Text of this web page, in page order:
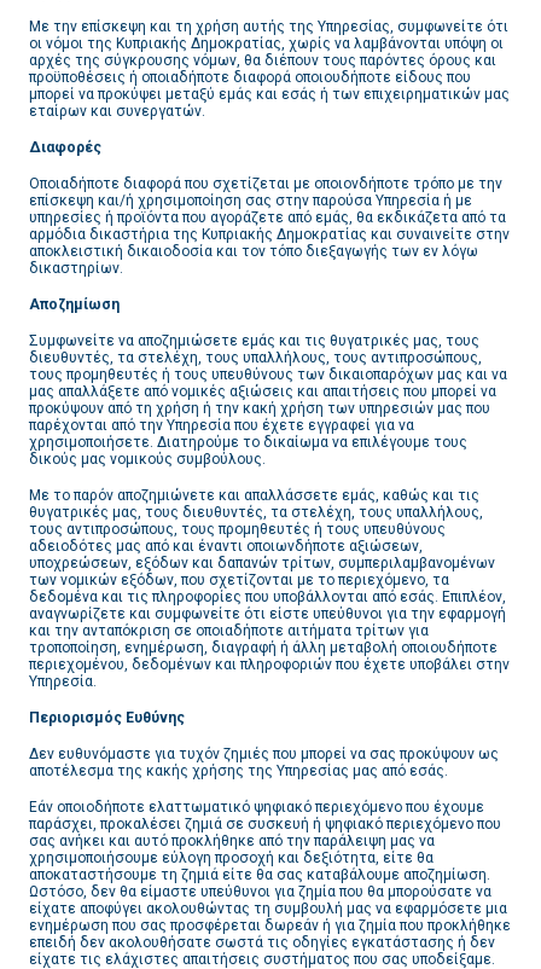
Με την επίσκεψη και τη χρήση αυτής της Υπηρεσίας, συμφωνείτε ότι
οι νόμοι της Κυπριακής Δημοκρατίας, χωρίς να λαμβάνονται υπόψη οι
αρχές της σύγκρουσης νόμων, θα διέπουν τους παρόντες όρους και
προϋποθέσεις ή οποιαδήποτε διαφορά οποιουδήποτε είδους που
μπορεί να προκύψει μεταξύ εμάς και εσάς ή των επιχειρηματικών μας
εταίρων και συνεργατών.
Διαφορές
Οποιαδήποτε διαφορά που σχετίζεται με οποιονδήποτε τρόπο με την
επίσκεψη και/ή χρησιμοποίηση σας στην παρούσα Υπηρεσία ή με
υπηρεσίες ή προϊόντα που αγοράζετε από εμάς, θα εκδικάζετα από τα
αρμόδια δικαστήρια της Κυπριακής Δημοκρατίας και συναινείτε στην
αποκλειστική δικαιοδοσία και τον τόπο διεξαγωγής των εν λόγω
δικαστηρίων.
Αποζημίωση
Συμφωνείτε να αποζημιώσετε εμάς και τις θυγατρικές μας, τους
διευθυντές, τα στελέχη, τους υπαλλήλους, τους αντιπροσώπους,
τους προμηθευτές ή τους υπευθύνους των δικαιοπαρόχων μας και να
μας απαλλάξετε από νομικές αξιώσεις και απαιτήσεις που μπορεί να
προκύψουν από τη χρήση ή την κακή χρήση των υπηρεσιών μας που
παρέχονται από την Υπηρεσία που έχετε εγγραφεί για να
χρησιμοποιήσετε. Διατηρούμε το δικαίωμα να επιλέγουμε τους
δικούς μας νομικούς συμβούλους.
Με το παρόν αποζημιώνετε και απαλλάσσετε εμάς, καθώς και τις
θυγατρικές μας, τους διευθυντές, τα στελέχη, τους υπαλλήλους,
τους αντιπροσώπους, τους προμηθευτές ή τους υπευθύνους
αδειοδότες μας από και έναντι οποιωνδήποτε αξιώσεων,
υποχρεώσεων, εξόδων και δαπανών τρίτων, συμπεριλαμβανομένων
των νομικών εξόδων, που σχετίζονται με το περιεχόμενο, τα
δεδομένα και τις πληροφορίες που υποβάλλονται από εσάς. Επιπλέον,
αναγνωρίζετε και συμφωνείτε ότι είστε υπεύθυνοι για την εφαρμογή
και την ανταπόκριση σε οποιαδήποτε αιτήματα τρίτων για
τροποποίηση, ενημέρωση, διαγραφή ή άλλη μεταβολή οποιουδήποτε
περιεχομένου, δεδομένων και πληροφοριών που έχετε υποβάλει στην
Υπηρεσία.
Περιορισμός Ευθύνης
Δεν ευθυνόμαστε για τυχόν ζημιές που μπορεί να σας προκύψουν ως
αποτέλεσμα της κακής χρήσης της Υπηρεσίας μας από εσάς.
Εάν οποιοδήποτε ελαττωματικό ψηφιακό περιεχόμενο που έχουμε
παράσχει, προκαλέσει ζημιά σε συσκευή ή ψηφιακό περιεχόμενο που
σας ανήκει και αυτό προκλήθηκε από την παράλειψη μας να
χρησιμοποιήσουμε εύλογη προσοχή και δεξιότητα, είτε θα
αποκαταστήσουμε τη ζημιά είτε θα σας καταβάλουμε αποζημίωση.
Ωστόσο, δεν θα είμαστε υπεύθυνοι για ζημία που θα μπορούσατε να
είχατε αποφύγει ακολουθώντας τη συμβουλή μας να εφαρμόσετε μια
ενημέρωση που σας προσφέρεται δωρεάν ή για ζημία που προκλήθηκε
επειδή δεν ακολουθήσατε σωστά τις οδηγίες εγκατάστασης ή δεν
είχατε τις ελάχιστες απαιτήσεις συστήματος που σας υποδείξαμε.